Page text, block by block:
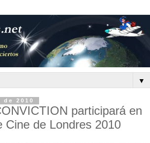
▼
de 2010
participará en
Cine de Londres 2010